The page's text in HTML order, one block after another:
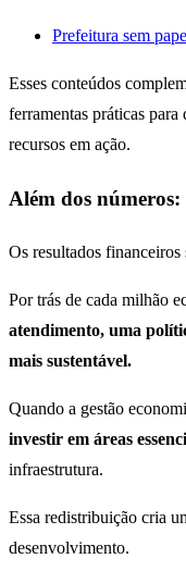
Prefeitura sem
Esses conteúdos
ferramentas práticas
recursos em ação.
Além dos
Os resultados financeiros
Por trás de cada milhão
atendimento, uma
mais sustentável.
Quando a gestão
investir em áreas
infraestrutura.
Essa redistribuição cria
desenvolvimento.